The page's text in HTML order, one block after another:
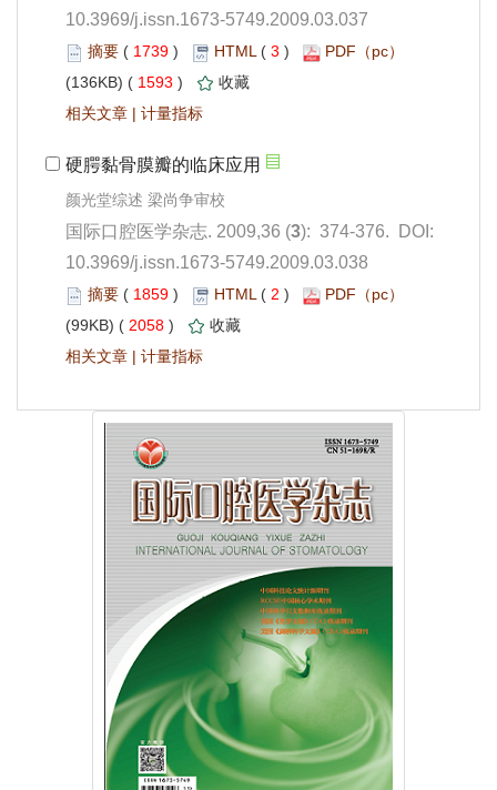
10.3969/j.issn.1673-5749.2009.03.037
1739 ) 3 )
1593 )
|
): 374-376. DOI:
10.3969/j.issn.1673-5749.2009.03.038
1859 ) 2 )
2058 )
|